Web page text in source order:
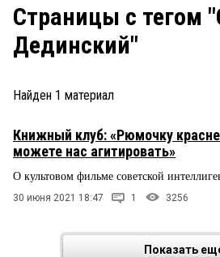
ЗАКОН
НОВОСТИ КОМПАНИЙ
ПРОИСШЕСТВИЯ
СТИЛЬ ЖИЗНИ
Страницы c тегом
Дединский"
Найден 1 материал
Книжный клуб: «Рюмочку
можете нас агитировать»
О культовом фильме советской
30 июня 2021 18:47 1 3256
Показать